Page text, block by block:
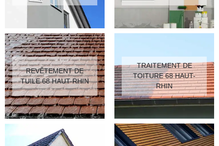
REVÊTEMENT DE
TUILE 68 HAUT-RHIN
TRAITEMENT DE
TOITURE 68 HAUT-
RHIN